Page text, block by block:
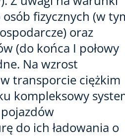
fizycznych (w
oraz
(do końca I połowy
Na wzrost
transporcie ciężkim
kompleksowy
do ich ładowania o